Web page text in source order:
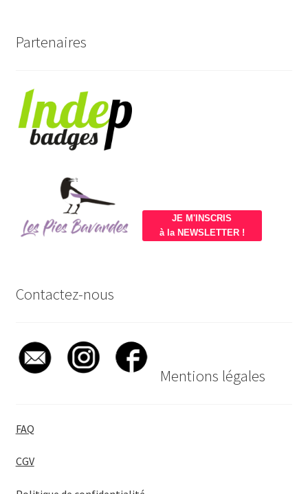
Partenaires
JE M'INSCRIS
à la NEWSLETTER !
Contactez-nous
Mentions légales
FAQ
CGV